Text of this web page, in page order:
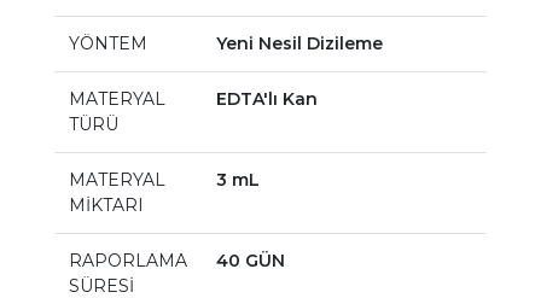
YÖNTEM Yeni Nesil Dizileme
MATERYAL
TÜRÜ
EDTA'lı Kan
MATERYAL
MİKTARI
3 mL
RAPORLAMA
SÜRESİ
40 GÜN